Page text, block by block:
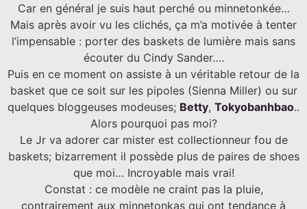
Car en général je suis haut perché ou minnetonkée…
Mais après avoir vu les clichés, ça m’a motivée à tenter
l’impensable : porter des baskets de lumière mais sans
écouter du Cindy Sander….
Puis en ce moment on assiste à un véritable retour de la
basket que ce soit sur les pipoles (Sienna Miller) ou sur
quelques bloggeuses modeuses; Betty, Tokyobanhbao..
Alors pourquoi pas moi?
Le Jr va adorer car mister est collectionneur fou de
baskets; bizarrement il possède plus de paires de shoes
que moi… Incroyable mais vrai!
Constat : ce modèle ne craint pas la pluie,
contrairement aux minnetonkas qui ont tendance à